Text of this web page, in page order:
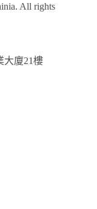
All rights
大廈21樓